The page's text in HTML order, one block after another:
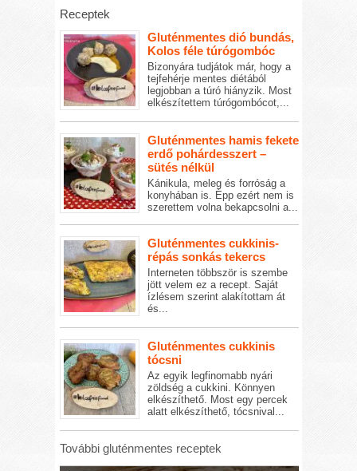
Receptek
Gluténmentes dió bundás,
Kolos féle túrógombóc
Bizonyára tudjátok már, hogy a
tejfehérje mentes diétából
legjobban a túró hiányzik. Most
elkészítettem túrógombócot,...
Gluténmentes hamis fekete
erdő pohárdesszert –
sütés nélkül
Kánikula, meleg és forróság a
konyhában is. Épp ezért nem is
szerettem volna bekapcsolni a...
Gluténmentes cukkinis-
répás sonkás tekercs
Interneten többször is szembe
jött velem ez a recept. Saját
ízlésem szerint alakítottam át
és...
Gluténmentes cukkinis
tócsni
Az egyik legfinomabb nyári
zöldség a cukkini. Könnyen
elkészíthető. Most egy percek
alatt elkészíthető, tócsnival...
További gluténmentes receptek